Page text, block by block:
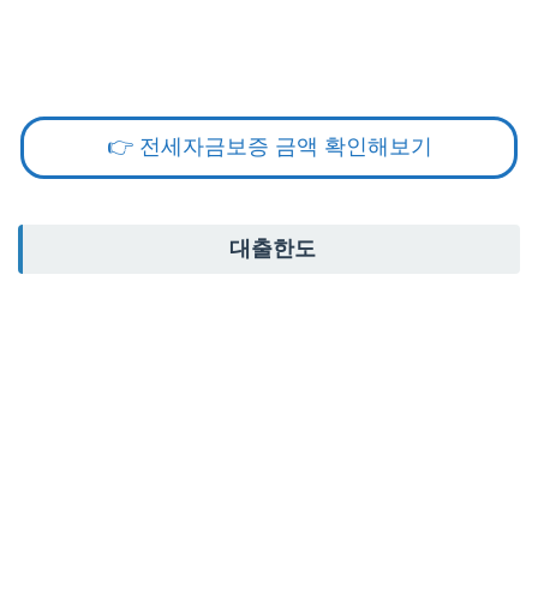
👉 전세자금보증 금액 확인해보기
대출한도